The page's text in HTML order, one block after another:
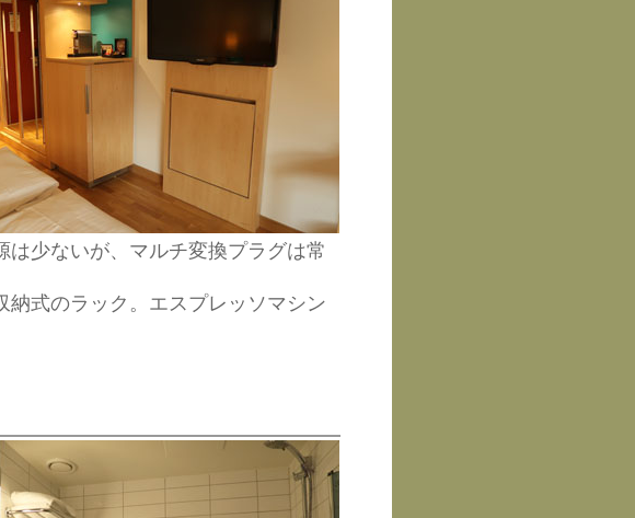
少ないが、マルチ変換プラグは常
式のラック。エスプレッソマシン